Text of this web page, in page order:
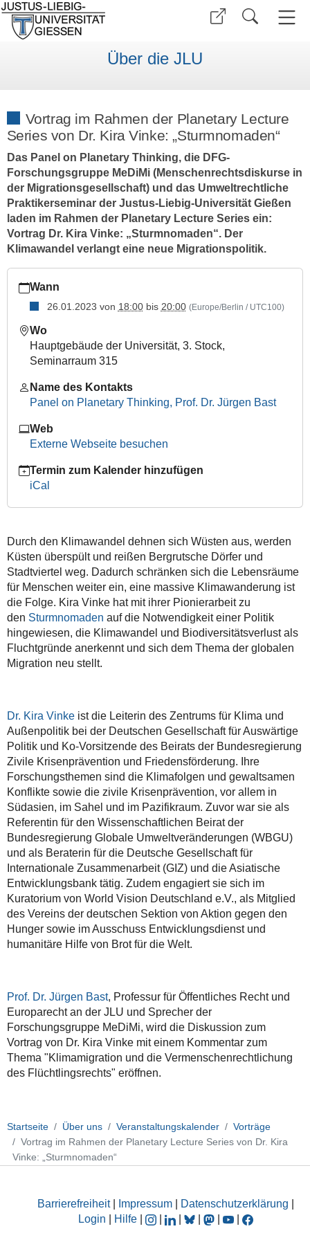
Über die JLU
Vortrag im Rahmen der Planetary Lecture
Series von Dr. Kira Vinke: „Sturmnomaden“
Das Panel on Planetary Thinking, die DFG-
Forschungsgruppe MeDiMi (Menschenrechtsdiskurse in
der Migrationsgesellschaft) und das Umweltrechtliche
Praktikerseminar der Justus-Liebig-Universität Gießen
laden im Rahmen der Planetary Lecture Series ein:
Vortrag Dr. Kira Vinke: „Sturmnomaden“. Der
Klimawandel verlangt eine neue Migrationspolitik.
giessen.de/de/ueber-
uns/veranstaltungen/vortraege/sturmnomaden
Vortrag
Rahmen
Planetary
Lecture
von
Vinke:
„Sturmnomaden“
2023-
26T18:00:00+01:00
2023-
01-
26T20:00:00+01:00
Das
Panel
on
Planetary
Thinking,
Forschungsgruppe
MeDiMi
(Menschenrechtsdiskurse
in
der
Migrationsgesellschaft)
und
das
Umweltrechtliche
Praktikerseminar
der
Justus-
Liebig-
Universität
Gießen
laden
Planetary
Lecture
Series
ein:
Vortrag
Dr.
„Sturmnomaden“.
Der
Klimawandel
Migrationspolitik.
Wann
26.01.2023 von 18:00bis 20:00 (Europe/Berlin / UTC100)
Wo
Hauptgebäude der Universität, 3. Stock,
Seminarraum 315
Name des Kontakts
Panel on Planetary Thinking, Prof. Dr. Jürgen Bast
Web
Externe Webseite besuchen
Termin zum Kalender hinzufügen
iCal
Durch den Klimawandel dehnen sich Wüsten aus, werden
Küsten überspült und reißen Bergrutsche Dörfer und
Stadtviertel weg. Dadurch schränken sich die Lebensräume
für Menschen weiter ein, eine massive Klimawanderung ist
die Folge. Kira Vinke hat mit ihrer Pionierarbeit zu
den Sturmnomaden auf die Notwendigkeit einer Politik
hingewiesen, die Klimawandel und Biodiversitätsverlust als
Fluchtgründe anerkennt und sich dem Thema der globalen
Migration neu stellt.
Dr. Kira Vinkeist die Leiterin des Zentrums für Klima und
Außenpolitik bei der Deutschen Gesellschaft für Auswärtige
Politik und Ko-Vorsitzende des Beirats der Bundesregierung
Zivile Krisenprävention und Friedensförderung. Ihre
Forschungsthemen sind die Klimafolgen und gewaltsamen
Konflikte sowie die zivile Krisenprävention, vor allem in
Südasien, im Sahel und im Pazifikraum. Zuvor war sie als
Referentin für den Wissenschaftlichen Beirat der
Bundesregierung Globale Umweltveränderungen (WBGU)
und als Beraterin für die Deutsche Gesellschaft für
Internationale Zusammenarbeit (GIZ) und die Asiatische
Entwicklungsbank tätig. Zudem engagiert sie sich im
Kuratorium von World Vision Deutschland e.V., als Mitglied
des Vereins der deutschen Sektion von Aktion gegen den
Hunger sowie im Ausschuss Entwicklungsdienst und
humanitäre Hilfe von Brot für die Welt.
Prof. Dr. Jürgen Bast, Professur für Öffentliches Recht und
Europarecht an der JLU und Sprecher der
Forschungsgruppe MeDiMi, wird die Diskussion zum
Vortrag von Dr. Kira Vinke mit einem Kommentar zum
Thema "Klimamigration und die Vermenschenrechtlichung
des Flüchtlingsrechts" eröffnen.
Startseite Über uns Veranstaltungskalender
Vorträge
Vortrag im Rahmen der Planetary Lecture Series von Dr. Kira
Vinke: „Sturmnomaden“
Barrierefreiheit| Impressum Datenschutzerklärung
Login
Hilfe